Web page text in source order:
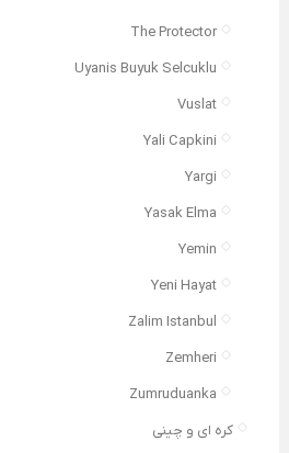
The Protector
Uyanis Buyuk Selcuklu
Vuslat
Yali Capkini
Yargi
Yasak Elma
Yemin
Yeni Hayat
Zalim Istanbul
Zemheri
Zumruduanka
کره ای و چینی